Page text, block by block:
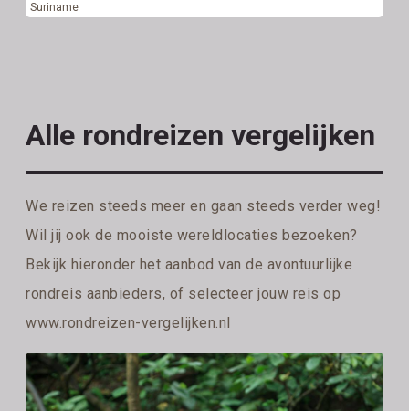
Suriname
Alle rondreizen vergelijken
We reizen steeds meer en gaan steeds verder weg!
Wil jij ook de mooiste wereldlocaties bezoeken?
Bekijk hieronder het aanbod van de avontuurlijke
rondreis aanbieders, of selecteer jouw reis op
www.rondreizen-vergelijken.nl